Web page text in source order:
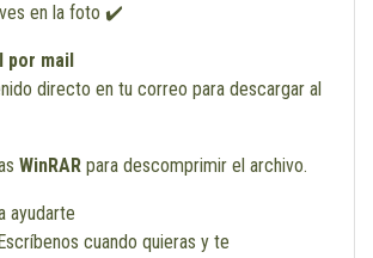
en la foto ✔️
por mail
directo en tu correo para descargar al
WinRAR para descomprimir el archivo.
ayudarte
cuando quieras y te